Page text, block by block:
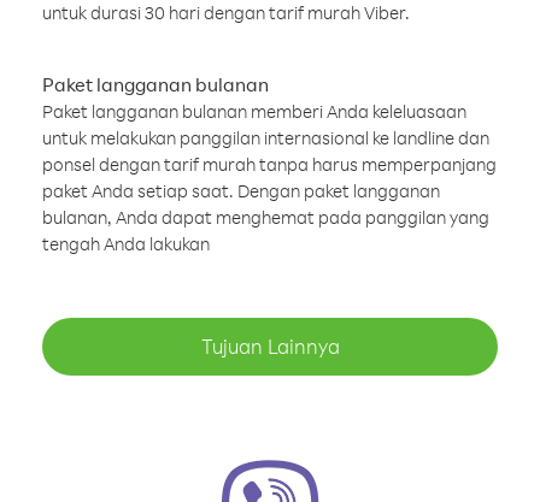
untuk durasi 30 hari dengan tarif murah Viber.
Paket langganan bulanan
Paket langganan bulanan memberi Anda keleluasaan
untuk melakukan panggilan internasional ke landline dan
ponsel dengan tarif murah tanpa harus memperpanjang
paket Anda setiap saat. Dengan paket langganan
bulanan, Anda dapat menghemat pada panggilan yang
tengah Anda lakukan
Tujuan Lainnya